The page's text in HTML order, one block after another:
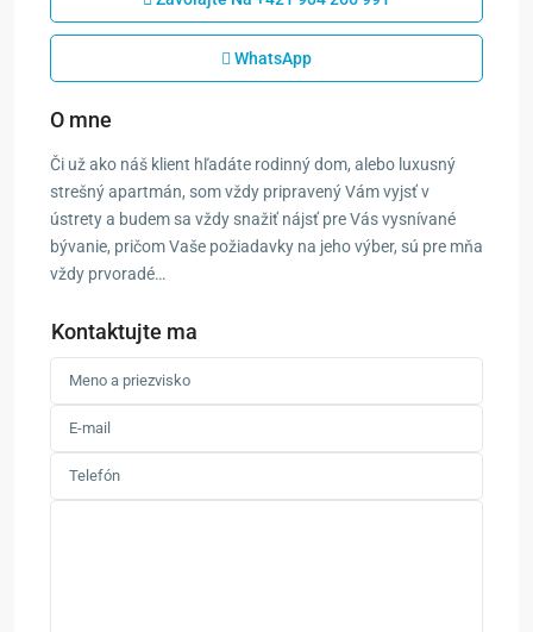
WhatsApp
O mne
Či už ako náš klient hľadáte rodinný dom, alebo luxusný
strešný apartmán, som vždy pripravený Vám vyjsť v
ústrety a budem sa vždy snažiť nájsť pre Vás vysnívané
bývanie, pričom Vaše požiadavky na jeho výber, sú pre mňa
vždy prvoradé…
Kontaktujte ma